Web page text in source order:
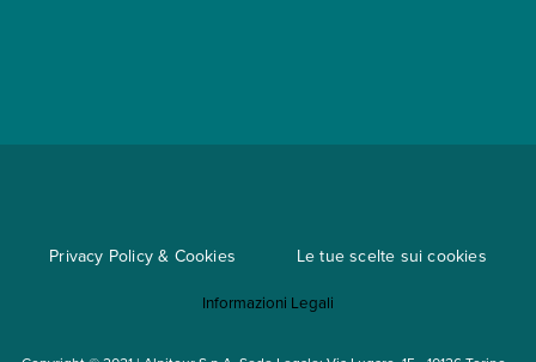
Mappa del sito
Privacy Policy & Cookies Le tue scelte sui cookies
Informazioni Legali